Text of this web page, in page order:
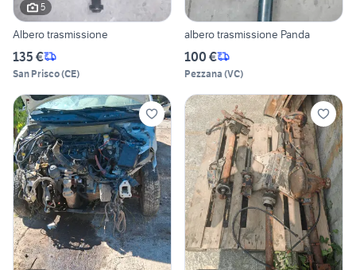
5
Albero trasmissione
135 €
San Prisco(CE)
albero trasmissione Panda
100 €
Pezzana (VC)